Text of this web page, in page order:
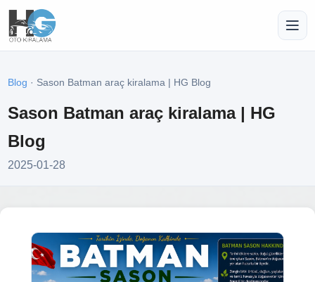
Blog · Sason Batman araç kiralama | HG Blog
Sason Batman araç kiralama | HG
Blog
2025-01-28